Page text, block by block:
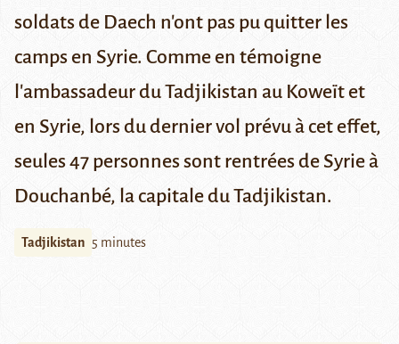
soldats de Daech n'ont pas pu quitter les
camps en Syrie. Comme en témoigne
l'ambassadeur du Tadjikistan au Koweït et
en Syrie, lors du dernier vol prévu à cet effet,
seules 47 personnes sont rentrées de Syrie à
Douchanbé, la capitale du Tadjikistan.
Tadjikistan 5 minutes